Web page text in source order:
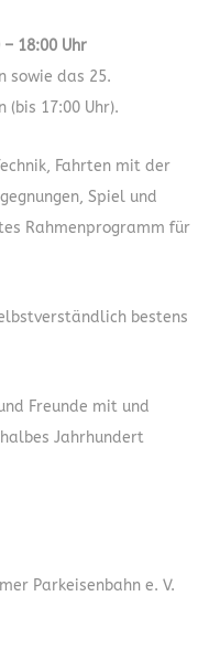
18:00 Uhr
sowie das 25.
(bis 17:00 Uhr).
Fahrten mit der
Spiel und
Rahmenprogramm für
bestens
Freunde mit und
Jahrhundert
Parkeisenbahn e. V.